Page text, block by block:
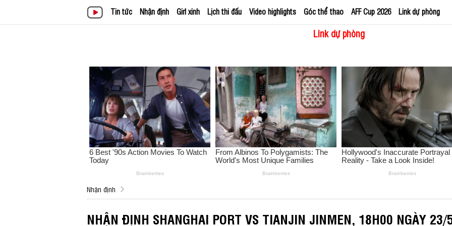
Tin tức Nhận định Girl xinh Lịch thi đấu Video highlights Góc thể thao AFF Cup 2026 Link dự phòng
Link dự phòng
Nhận định
NHẬN ĐỊNH SHANGHAI PORT VS TIANJIN JINMEN, 18H00 NGÀY 23/